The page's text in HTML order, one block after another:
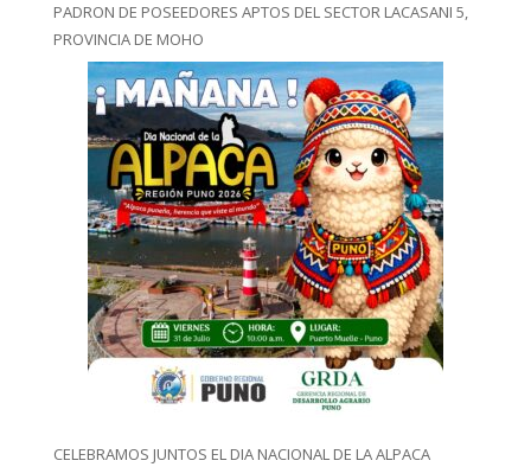
PADRON DE POSEEDORES APTOS DEL SECTOR LACASANI 5,
PROVINCIA DE MOHO
CELEBRAMOS JUNTOS EL DIA NACIONAL DE LA ALPACA